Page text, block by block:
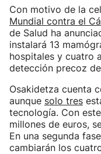
Con motivo de la
Mundial contra el
de Salud ha
instalará 13
hospitales y cuatro
detección precoz
Osakidetza cuenta
aunque solo tres
tecnología. Con
millones de euros,
En una segunda
cambiarán los